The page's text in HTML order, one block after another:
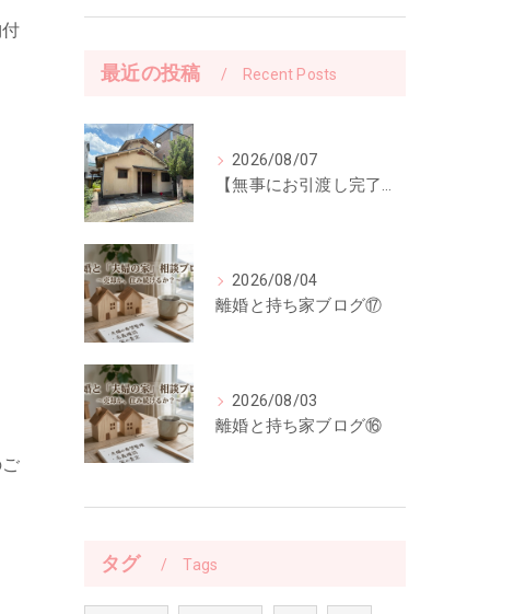
最近の投稿 Recent Posts
2026/08/07
【無事にお引渡し完了】「ご縁に感謝。」前回ご紹介した中古一戸建てのお引渡しが終了しました
2026/08/04
離婚と持ち家ブログ⑰
2026/08/03
離婚と持ち家ブログ⑯
タグ Tags